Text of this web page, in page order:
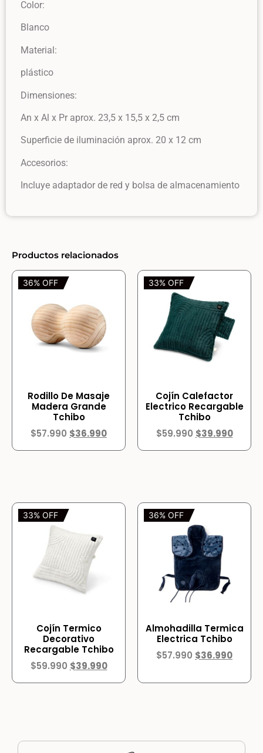
Color:
Blanco
Material:
plástico
Dimensiones:
An x Al x Pr aprox. 23,5 x 15,5 x 2,5 cm
Superficie de iluminación aprox. 20 x 12 cm
Accesorios:
Incluye adaptador de red y bolsa de almacenamiento
Productos relacionados
36% OFF
Rodillo De Masaje
Madera Grande
Tchibo
$57.990 $36.990
33% OFF
Cojín Calefactor
Electrico Recargable
Tchibo
$59.990 $39.990
33% OFF
Cojín Termico
Decorativo
Recargable Tchibo
$59.990 $39.990
36% OFF
Almohadilla Termica
Electrica Tchibo
$57.990 $36.990